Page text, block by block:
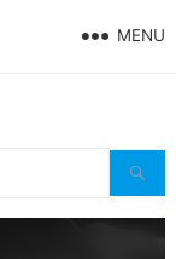
MENU